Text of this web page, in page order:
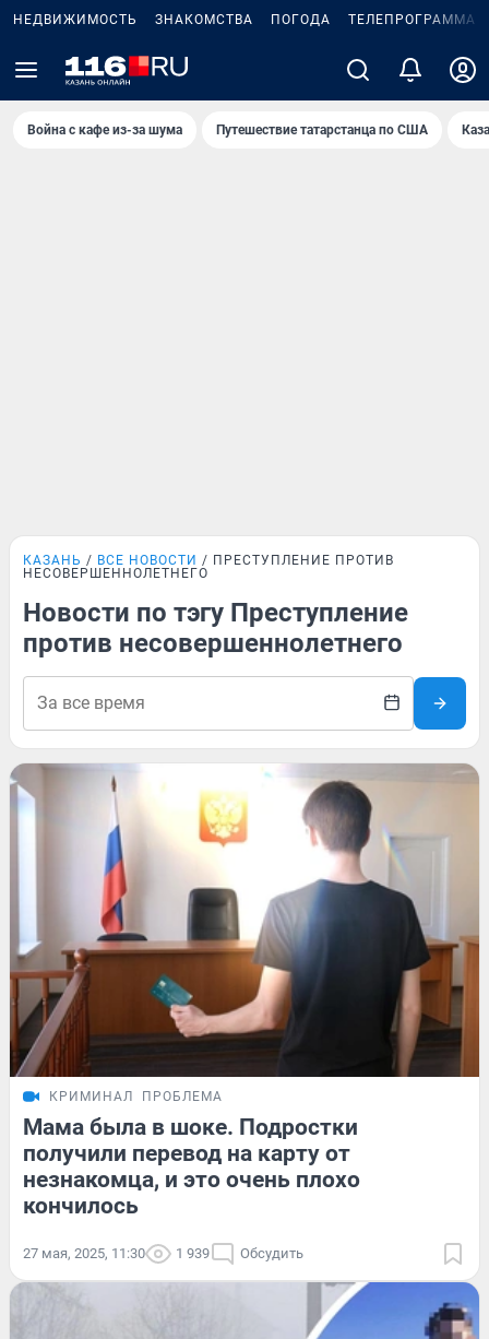
НЕДВИЖИМОСТЬ ЗНАКОМСТВА ПОГОДА ТЕЛЕПРОГРАММА
Война с кафе из-за шума Путешествие татарстанца по США
КАЗАНЬ ВСЕ НОВОСТИ
ПРЕСТУПЛЕНИЕ ПРОТИВ
НЕСОВЕРШЕННОЛЕТНЕГО
Новости по тэгу Преступление
против несовершеннолетнего
КРИМИНАЛ ПРОБЛЕМА
Мама была в шоке. Подростки
получили перевод на карту от
незнакомца, и это очень плохо
кончилось
27 мая, 2025, 11:30 1 939 Обсудить